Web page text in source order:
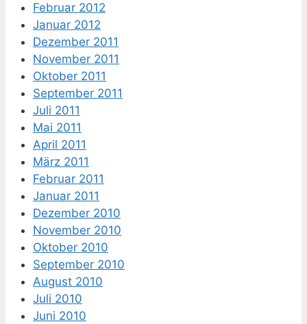
Februar 2012
Januar 2012
Dezember 2011
November 2011
Oktober 2011
September 2011
Juli 2011
Mai 2011
April 2011
März 2011
Februar 2011
Januar 2011
Dezember 2010
November 2010
Oktober 2010
September 2010
August 2010
Juli 2010
Juni 2010